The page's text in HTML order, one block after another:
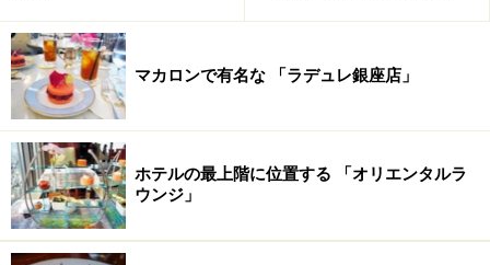
こちらの「銀六ロール」は、国産の米粉と石臼全粒粉に
赤米、いなきびなどの雑穀を加えたしっとり生地。中は
甘さ控え目で、口の中でなめらかにとろけてゆく、ふわ
っふわの生クリームがたっぷり入っています。
価格：1260円（税込）
マカロンで有名な 「ラデュレ銀座店」
ホテルの最上階に位置する 「オリエンタルラ
ウンジ」